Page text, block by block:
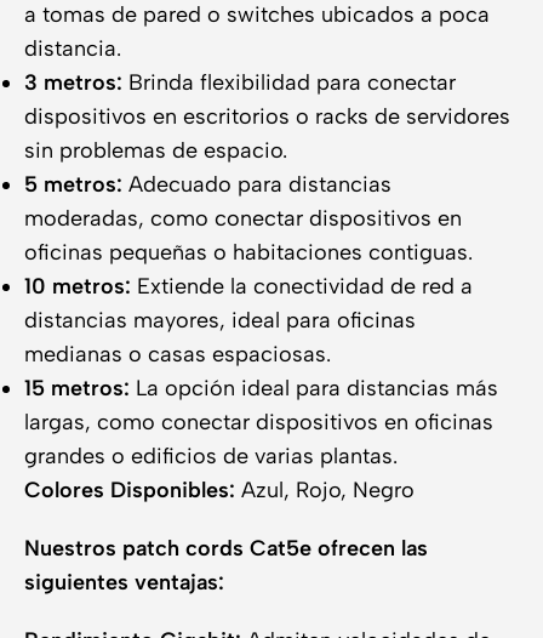
a tomas de pared o switches ubicados a poca
distancia.
3 metros: Brinda flexibilidad para conectar
dispositivos en escritorios o racks de servidores
sin problemas de espacio.
5 metros: Adecuado para distancias
moderadas, como conectar dispositivos en
oficinas pequeñas o habitaciones contiguas.
10 metros: Extiende la conectividad de red a
distancias mayores, ideal para oficinas
medianas o casas espaciosas.
15 metros: La opción ideal para distancias más
largas, como conectar dispositivos en oficinas
grandes o edificios de varias plantas.
Colores Disponibles: Azul, Rojo, Negro
Nuestros patch cords Cat5e ofrecen las
siguientes ventajas: